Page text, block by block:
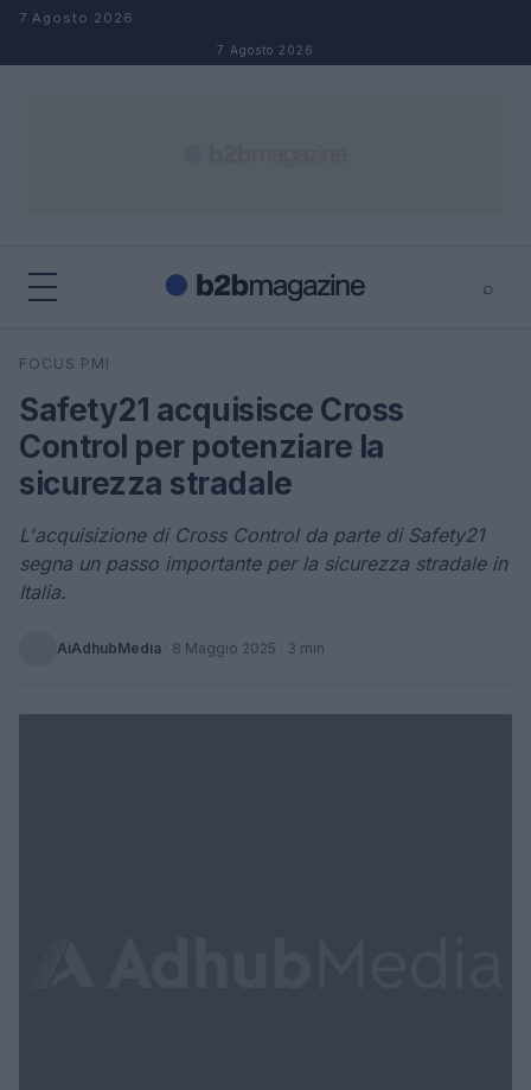
Salta al contenuto
7 Agosto 2026
7 Agosto 2026
⌕
Cerca
FOCUS PMI
Safety21 acquisisce Cross
Control per potenziare la
sicurezza stradale
L'acquisizione di Cross Control da parte di Safety21
segna un passo importante per la sicurezza stradale in
Italia.
AiAdhubMedia · 8 Maggio 2025 · 3 min